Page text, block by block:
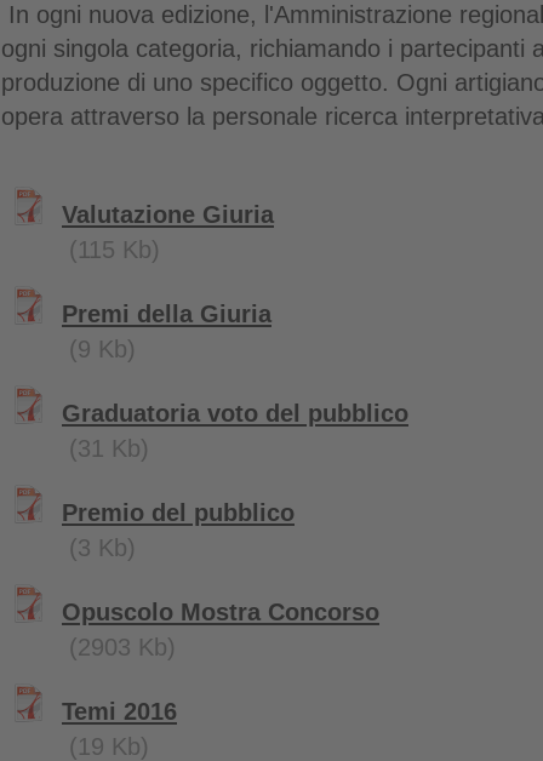
In ogni nuova edizione, l'Amministrazione
ogni singola categoria, richiamando i partecipanti
produzione di uno specifico oggetto. Ogni
opera attraverso la personale ricerca
Valutazione Giuria
(115 Kb)
Premi della Giuria
(9 Kb)
Graduatoria voto del pubblico
(31 Kb)
Premio del pubblico
(3 Kb)
Opuscolo Mostra Concorso
(2903 Kb)
Temi 2016
(19 Kb)